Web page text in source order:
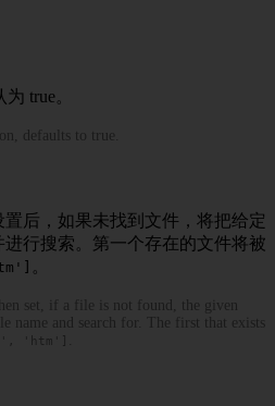
true。
defaults to true.
后，如果未找到文件，将把给定
行搜索。第一个存在的文件将被
。
set, if a file is not found, the given
name and search for. The first that exists
'htm']